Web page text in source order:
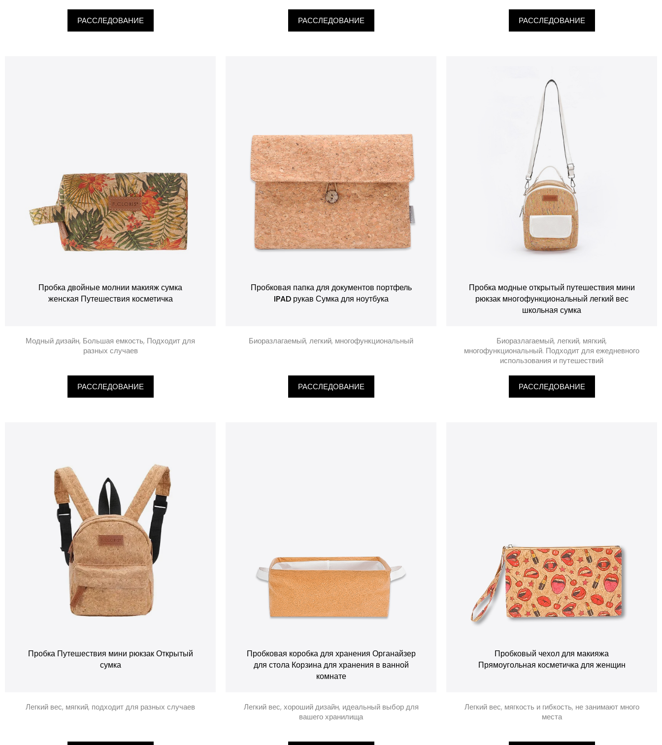
РАССЛЕДОВАНИЕ РАССЛЕДОВАНИЕ РАССЛЕДОВАНИЕ
Пробка двойные молнии макияж сумка
женская Путешествия косметичка
Модный дизайн, Большая емкость, Подходит для
разных случаев
РАССЛЕДОВАНИЕ
Пробковая папка для документов портфель
IPAD рукав Сумка для ноутбука
Биоразлагаемый, легкий, многофункциональный
РАССЛЕДОВАНИЕ
Пробка модные открытый путешествия мини
рюкзак многофункциональный легкий вес
школьная сумка
Биоразлагаемый, легкий, мягкий,
многофункциональный. Подходит для ежедневного
использования и путешествий
РАССЛЕДОВАНИЕ
Пробка Путешествия мини рюкзак Открытый
сумка
Легкий вес, мягкий, подходит для разных случаев
Пробковая коробка для хранения Органайзер
для стола Корзина для хранения в ванной
комнате
Легкий вес, хороший дизайн, идеальный выбор для
вашего хранилища
Пробковый чехол для макияжа
Прямоугольная косметичка для женщин
Легкий вес, мягкость и гибкость, не занимают много
места